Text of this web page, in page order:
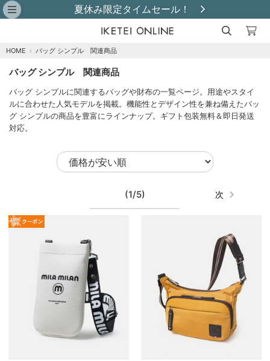
夏休み限定タイムセール！
HOME › バッグ シンプル 関連商品
バッグ シンプル 関連商品
バッグ シンプルに関連するバッグや財布の一覧ページ。用途やスタイ
ルに合わせた人気モデルを掲載。機能性とデザイン性を兼ね備えたバッ
グ シンプルの商品を豊富にラインナップ。ギフト包装無料＆即日発送
対応。
(1/5) 次